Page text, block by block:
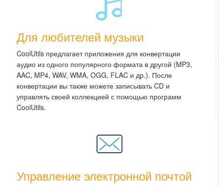
Для любителей музыки
CoolUtils предлагает приложения для конвертации
аудио из одного популярного формата в другой (MP3,
AAC, MP4, WAV, WMA, OGG, FLAC и др.). После
конвертации вы также можете записывать CD и
управлять своей коллекцией с помощью программ
CoolUtils.
Управление электронной почтой